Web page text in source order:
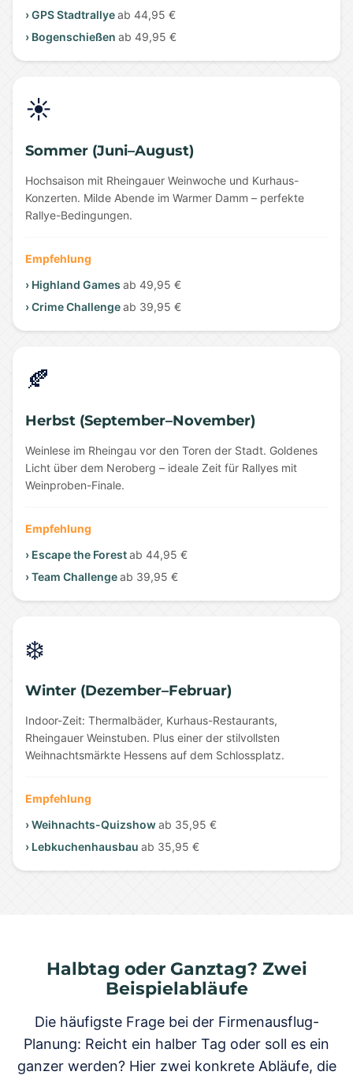
› GPS Stadtrallyeab 44,95 €
› Bogenschießen ab 49,95 €
☀️
Sommer (Juni–August)
Hochsaison mit Rheingauer Weinwoche und Kurhaus-
Konzerten. Milde Abende im Warmer Damm – perfekte
Rallye-Bedingungen.
Empfehlung
› Highland Games ab 49,95 €
› Crime Challengeab 39,95 €
🍂
Herbst (September–November)
Weinlese im Rheingau vor den Toren der Stadt. Goldenes
Licht über dem Neroberg – ideale Zeit für Rallyes mit
Weinproben-Finale.
Empfehlung
› Escape the Forestab 44,95 €
› Team Challengeab 39,95 €
❄️
Winter (Dezember–Februar)
Indoor-Zeit: Thermalbäder, Kurhaus-Restaurants,
Rheingauer Weinstuben. Plus einer der stilvollsten
Weihnachtsmärkte Hessens auf dem Schlossplatz.
Empfehlung
› Weihnachts-Quizshowab 35,95 €
› Lebkuchenhausbau ab 35,95 €
Halbtag oder Ganztag? Zwei
Beispielabläufe
Die häufigste Frage bei der Firmenausflug-
Planung: Reicht ein halber Tag oder soll es ein
ganzer werden? Hier zwei konkrete Abläufe, die